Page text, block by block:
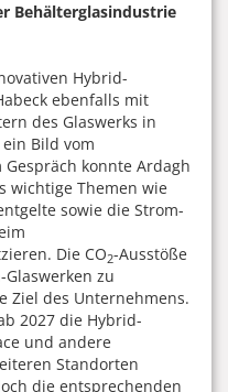
Behälterglasindustrie
Hybrid-
ebenfalls mit
des Glaswerks in
Bild vom
konnte Ardagh
wichtige Themen wie
sowie die Strom-
Die CO2-Ausstöße
zu
Ziel des Unternehmens.
2027 die Hybrid-
und andere
Standorten
die entsprechenden